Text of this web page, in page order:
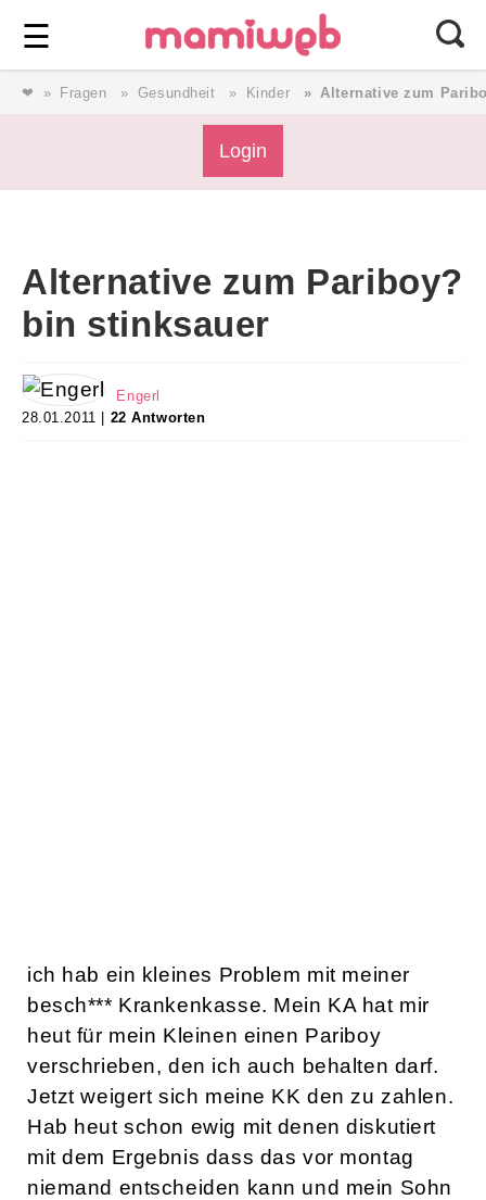
☰ ⎯ Wir lieben Familie ⎯
❤ Fragen Gesundheit Kinder Alternative zum
Login
Alternative zum Pariboy?
bin stinksauer
Engerl
28.01.2011 | 22 Antworten
ich hab ein kleines Problem mit meiner
besch*** Krankenkasse. Mein KA hat mir
heut für mein Kleinen einen Pariboy
verschrieben, den ich auch behalten darf.
Jetzt weigert sich meine KK den zu zahlen.
Hab heut schon ewig mit denen diskutiert
mit dem Ergebnis dass das vor montag
niemand entscheiden kann und mein Sohn
Forum
Service